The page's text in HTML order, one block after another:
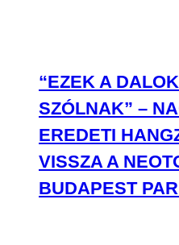
“EZEK A
SZÓLNAK” –
EREDETI
VISSZA A
BUDAPEST